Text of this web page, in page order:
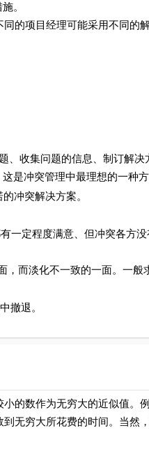
。
项目经理可能采用不同的
收集问题的信息、制订解决
是冲突管理中最理想的一种方
冲突解决方案。
定程度满意、但冲突各方没
而淡化不一致的一面。一般
撤退。
数作为无穷大的近似值。
无穷大所花费的时间。当然